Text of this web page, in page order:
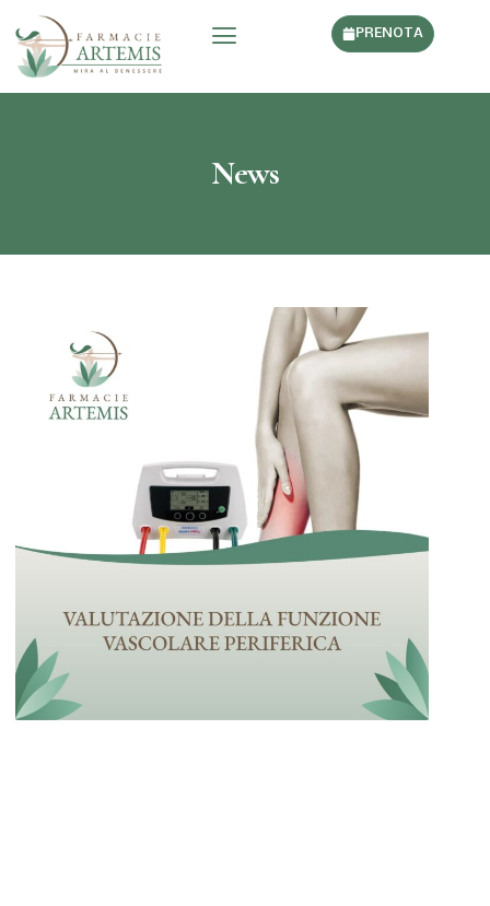
PRENOTA
News